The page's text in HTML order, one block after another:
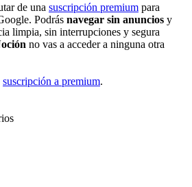
de una suscripción premium para
Podrás navegar sin anuncios y
limpia, sin interrupciones y segura
no vas a acceder a ninguna otra
suscripción a premium.